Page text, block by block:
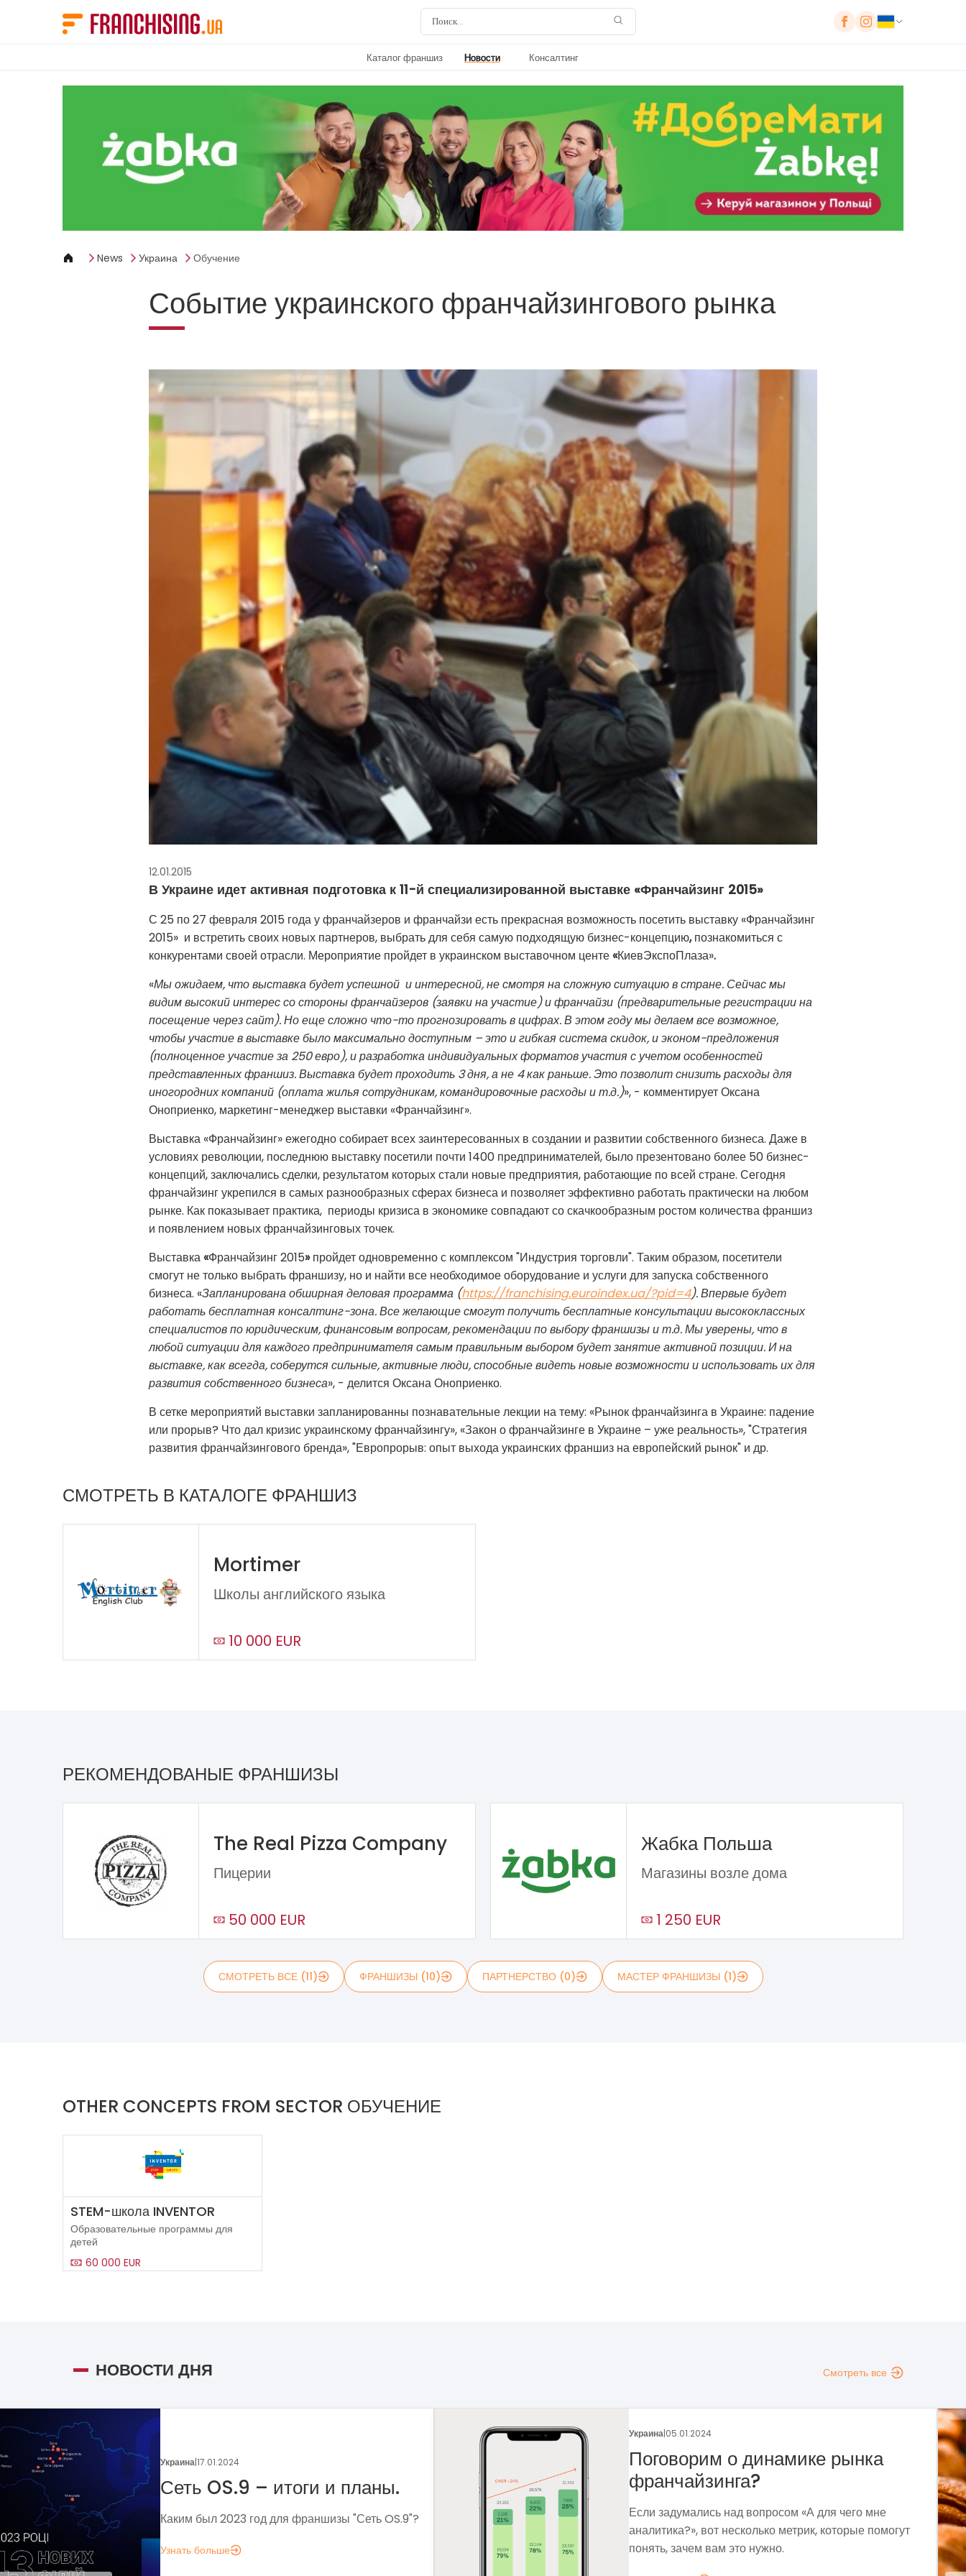
Каталог франшиз Новости Консалтинг
News Украина Обучение
Событие украинского франчайзингового рынка
12.01.2015
В Украине идет активная подготовка к 11-й специализированной выставке «Франчайзинг 2015»
С 25 по 27 февраля 2015 года у франчайзеров и франчайзи есть прекрасная возможность посетить выставку «Франчайзинг
2015» и встретить своих новых партнеров, выбрать для себя самую подходящую бизнес-концепцию,познакомиться с
конкурентами своей отрасли. Мероприятие пройдет в украинском выставочном центе«КиевЭкспоПлаза».
«Мы ожидаем, что выставка будет успешной и интересной, не смотря на сложную ситуацию в стране. Сейчас мы
видим высокий интерес со стороны франчайзеров (заявки на участие) и франчайзи (предварительные регистрации на
посещение через сайт). Но еще сложно что-то прогнозировать в цифрах. В этом году мы делаем все возможное,
чтобы участие в выставке было максимально доступным – это и гибкая система скидок, и эконом-предложения
(полноценное участие за 250 евро), и разработка индивидуальных форматов участия с учетом особенностей
представленных франшиз. Выставка будет проходить 3 дня, а не 4 как раньше. Это позволит снизить расходы для
иногородних компаний (оплата жилья сотрудникам, командировочные расходы и т.д.)», - комментирует Оксана
Оноприенко, маркетинг-менеджер выставки «Франчайзинг».
Выставка «Франчайзинг» ежегодно собирает всех заинтересованных в создании и развитии собственного бизнеса. Даже в
условиях революции, последнюю выставку посетили почти 1400 предпринимателей, было презентовано более 50 бизнес-
концепций, заключались сделки, результатом которых стали новые предприятия, работающие по всей стране. Сегодня
франчайзинг укрепился в самых разнообразных сферах бизнеса и позволяет эффективно работать практически на любом
рынке. Как показывает практика, периоды кризиса в экономике совпадают со скачкообразным ростом количества франшиз
и появлением новых франчайзинговых точек.
Выставка«Франчайзинг 2015»пройдет одновременно с комплексом "Индустрия торговли". Таким образом, посетители
смогут не только выбрать франшизу, но и найти все необходимое оборудование и услуги для запуска собственного
бизнеса. «Запланирована обширная деловая программа (https://franchising.euroindex.ua/?pid=4). Впервые будет
работать бесплатная консалтинг-зона. Все желающие смогут получить бесплатные консультации высококлассных
специалистов по юридическим, финансовым вопросам, рекомендации по выбору франшизы и т.д. Мы уверены, что в
любой ситуации для каждого предпринимателя самым правильным выбором будет занятие активной позиции. И на
выставке, как всегда, соберутся сильные, активные люди, способные видеть новые возможности и использовать их для
развития собственного бизнеса», - делится Оксана Оноприенко.
В сетке мероприятий выставки запланированны познавательные лекции на тему: «Рынок франчайзинга в Украине: падение
или прорыв? Что дал кризис украинскому франчайзингу», «Закон о франчайзинге в Украине – уже реальность», "Стратегия
развития франчайзингового бренда», "Европрорыв: опыт выхода украинских франшиз на европейский рынок" и др.
СМОТРЕТЬ В КАТАЛОГЕ ФРАНШИЗ
Mortimer
Школы английского языка
10 000 EUR
РЕКОМЕНДОВАНЫЕ ФРАНШИЗЫ
The Real Pizza Company
Пицерии
50 000 EUR
Жабка Польша
Магазины возле дома
1 250 EUR
СМОТРЕТЬ ВСЕ (11) ФРАНШИЗЫ (10) ПАРТНЕРСТВО (0) МАСТЕР ФРАНШИЗЫ (1)
OTHER CONCEPTS FROM SECTOR ОБУЧЕНИЕ
STEM-школа INVENTOR
Образовательные программы для
детей
60 000 EUR
НОВОСТИ ДНЯ Смотреть все
Украина
Поговорим о динамике рынка
франчайзинга?
Если задумались над вопросом «А для чего мне
аналитика?», вот несколько метрик, которые помогут
понять, зачем вам это нужно.
Украина|29.12.2023
Франшиза пекарни «Сито»
Методом собственных проб и поисков мы
сформировали прибыльную бизнес-модель,
выдерживающую экономическую нестабильность и
вызовы современности.